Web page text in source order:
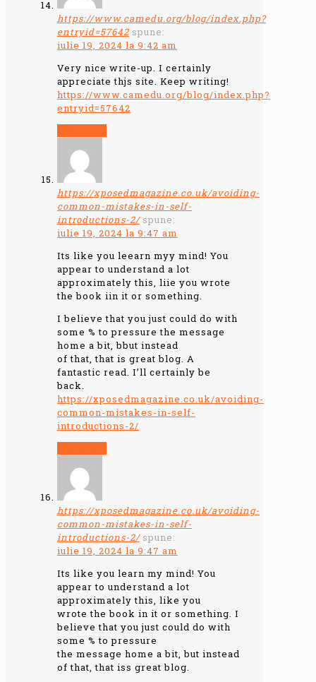
https://www.camedu.org/blog/index.php?
entryid=57642 spune:
iulie 19, 2024 la 9:42 am
Very nice write-up. I certainly
appreciate thjs site. Keep writing!
https://www.camedu.org/blog/index.php?
entryid=57642
https://xposedmagazine.co.uk/avoiding-
common-mistakes-in-self-
introductions-2/ spune:
iulie 19, 2024 la 9:47 am
Its like you leearn myy mind! You
appear to understand a lot
approximately this, liie you wrote
the book iin it or something.
I believe that you just could do with
some % to pressure the message
home a bit, bbut instead
of that, that is great blog. A
fantastic read. I’ll certainly be
back.
https://xposedmagazine.co.uk/avoiding-
common-mistakes-in-self-
introductions-2/
https://xposedmagazine.co.uk/avoiding-
common-mistakes-in-self-
introductions-2/ spune:
iulie 19, 2024 la 9:47 am
Its like you learn my mind! You
appear to understand a lot
approximately this, like you
wrote the book in it or something. I
believe that you just could do with
some % to pressure
the message home a bit, but instead
of that, that iss great blog.